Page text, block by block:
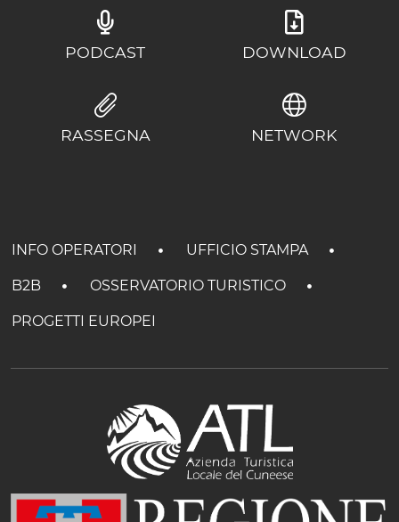
PODCAST DOWNLOAD
RASSEGNA NETWORK
INFO OPERATORI UFFICIO STAMPA
B2B OSSERVATORIO TURISTICO
PROGETTI EUROPEI